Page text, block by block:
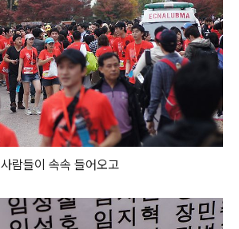
사람들이 속속 들어오고